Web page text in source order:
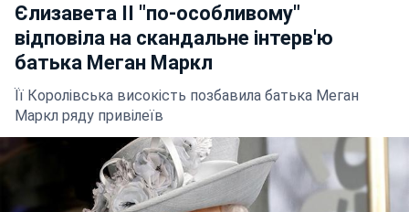
Єлизавета II "по-особливому"
відповіла на скандальне інтерв'ю
батька Меган Маркл
Її Королівська високість позбавила батька Меган
Маркл ряду привілеїв